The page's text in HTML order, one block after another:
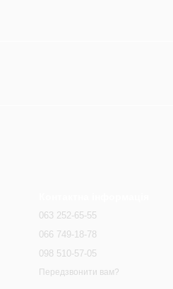
063 252-65-55
066 749-18-78
098 510-57-05
Передзвонити вам?